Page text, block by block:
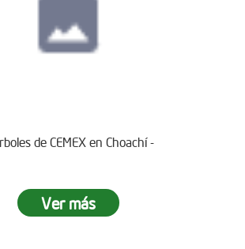
de CEMEX en Choachí -
Ver más